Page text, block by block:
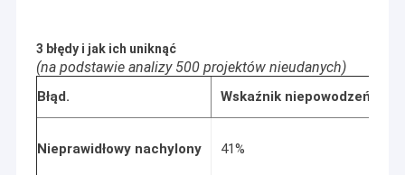
3 błędy i jak ich uniknąć
(na podstawie analizy 500 projektów nieudanych)
Błąd. Wskaźnik niepowodzeń
Nieprawidłowy nachylony 41%